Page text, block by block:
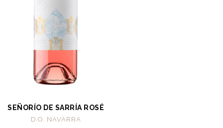
SEÑORÍO DE SARRÍA ROSÉ
D.O. NAVARRA